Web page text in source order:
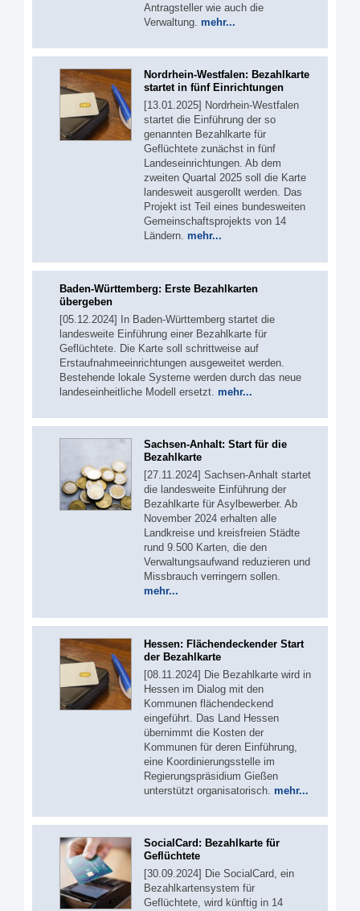
Antragsteller wie auch die
Verwaltung. mehr...
Nordrhein-Westfalen: Bezahlkarte
startet in fünf Einrichtungen
[13.01.2025] Nordrhein-Westfalen
startet die Einführung der so
genannten Bezahlkarte für
Geflüchtete zunächst in fünf
Landeseinrichtungen. Ab dem
zweiten Quartal 2025 soll die Karte
landesweit ausgerollt werden. Das
Projekt ist Teil eines bundesweiten
Gemeinschaftsprojekts von 14
Ländern. mehr...
Baden-Württemberg: Erste Bezahlkarten
übergeben
[05.12.2024] In Baden-Württemberg startet die
landesweite Einführung einer Bezahlkarte für
Geflüchtete. Die Karte soll schrittweise auf
Erstaufnahmeeinrichtungen ausgeweitet werden.
Bestehende lokale Systeme werden durch das neue
landeseinheitliche Modell ersetzt. mehr...
Sachsen-Anhalt: Start für die
Bezahlkarte
[27.11.2024] Sachsen-Anhalt startet
die landesweite Einführung der
Bezahlkarte für Asylbewerber. Ab
November 2024 erhalten alle
Landkreise und kreisfreien Städte
rund 9.500 Karten, die den
Verwaltungsaufwand reduzieren und
Missbrauch verringern sollen.
mehr...
Hessen: Flächendeckender Start
der Bezahlkarte
[08.11.2024] Die Bezahlkarte wird in
Hessen im Dialog mit den
Kommunen flächendeckend
eingeführt. Das Land Hessen
übernimmt die Kosten der
Kommunen für deren Einführung,
eine Koordinierungsstelle im
Regierungspräsidium Gießen
unterstützt organisatorisch. mehr...
SocialCard: Bezahlkarte für
Geflüchtete
[30.09.2024] Die SocialCard, ein
Bezahlkartensystem für
Geflüchtete, wird künftig in 14